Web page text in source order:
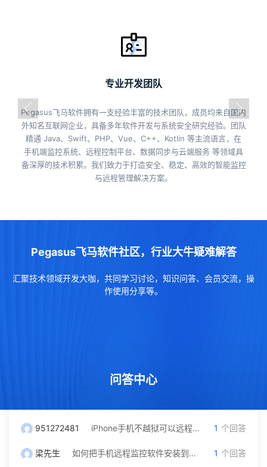
专业开发团队
Pegasus飞马软件拥有一支经验丰富的技术团队，成员均来自国内
外知名互联网企业，具备多年软件开发与系统安全研究经验。团队
精通 Java、Swift、PHP、Vue、C++、Kotlin 等主流语言，在
手机端监控系统、远程控制平台、数据同步与云端服务 等领域具
备深厚的技术积累。我们致力于打造安全、稳定、高效的智能监控
与远程管理解决方案。
Pegasus飞马软件社区，行业大牛疑难解答
汇聚技术领域开发大咖，共同学习讨论，知识问答、会员交流，操
作使用分享等。
问答中心
951272481 iPhone手机不越狱可以远程监控吗？我只有对方微信号可以自己操作吗 1 个回答
梁先生 如何把手机远程监控软件安装到另一台手机里面？ 1 个回答